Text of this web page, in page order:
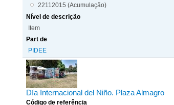
22112015 (Acumulação)
Nível de descrição
Item
Part de
PIDEE
Día Internacional del Niño. Plaza Almagro
Código de referência